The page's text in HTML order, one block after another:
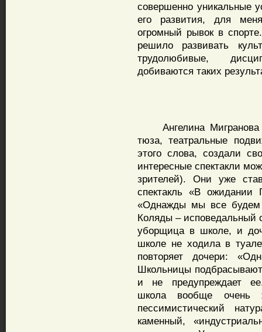
совершенно уникальные
его развития, для
огромный рывок в
решило развивать
трудолюбивые,
добиваются таких
Ангелина Мигранова
тюза, театральные
этого слова, создали
интересные спектакли
зрителей). Они уже
спектакль «В ожидании
«Однажды мы все будем
Коляды – исповедальный
уборщица в школе, и
школе не ходила в
повторяет дочери:
Школьницы
и не предупреждает ее.
школа вообще очень
пессимистический
каменный,